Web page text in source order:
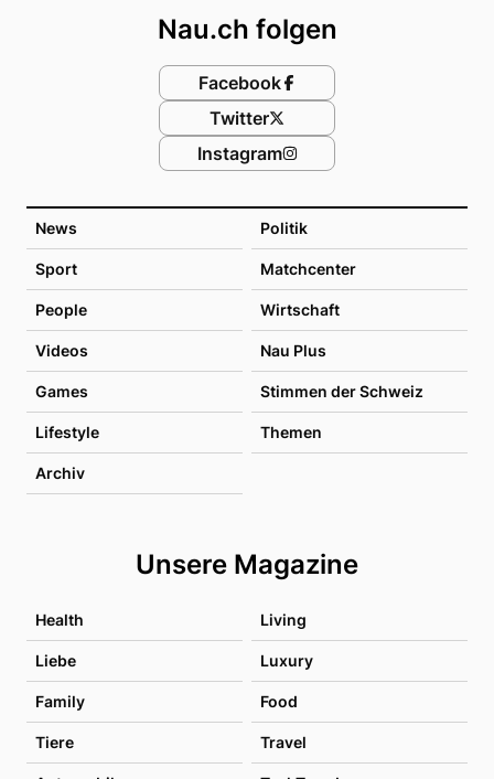
News Politik
Sport Matchcenter
People Wirtschaft
Videos Nau Plus
Games Stimmen der Schweiz
Lifestyle Themen
Archiv
Unsere Magazine
Health Living
Liebe Luxury
Family Food
Tiere Travel
Nau.ch folgen
Facebook
Twitter
Instagram